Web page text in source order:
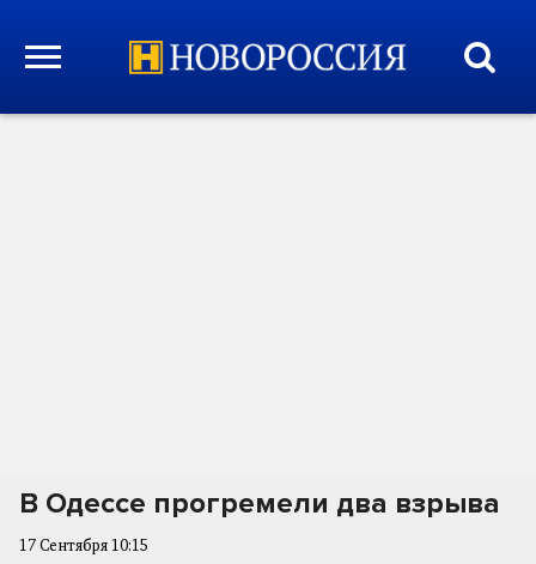
В Одессе прогремели два взрыва
17 Сентября 10:15